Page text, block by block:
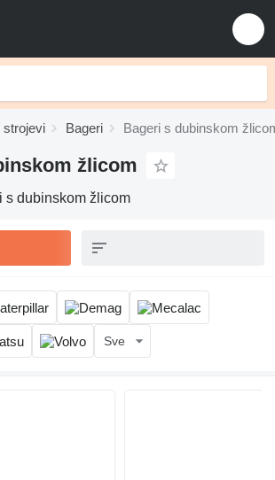
strojevi Bageri Bageri s dubinskom
žlicom
s dubinskom žlicom
Sve